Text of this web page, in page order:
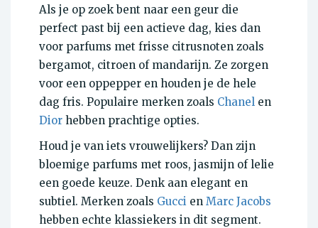
Als je op zoek bent naar een geur die
perfect past bij een actieve dag, kies dan
voor parfums met frisse citrusnoten zoals
bergamot, citroen of mandarijn. Ze zorgen
voor een oppepper en houden je de hele
dag fris. Populaire merken zoals Chanel en
Dior hebben prachtige opties.
Houd je van iets vrouwelijkers? Dan zijn
bloemige parfums met roos, jasmijn of lelie
een goede keuze. Denk aan elegant en
subtiel. Merken zoals Gucci en Marc Jacobs
hebben echte klassiekers in dit segment.